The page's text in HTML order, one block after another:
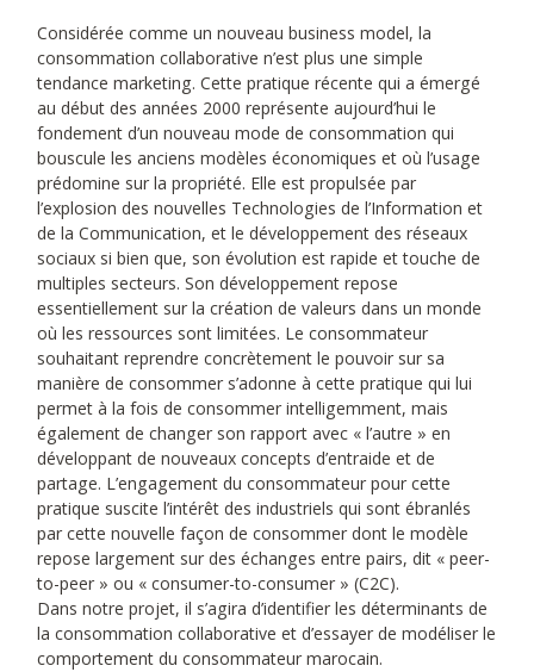
Considérée comme un nouveau business model, la
consommation collaborative n’est plus une simple
tendance marketing. Cette pratique récente qui a émergé
au début des années 2000 représente aujourd’hui le
fondement d’un nouveau mode de consommation qui
bouscule les anciens modèles économiques et où l’usage
prédomine sur la propriété. Elle est propulsée par
l’explosion des nouvelles Technologies de l’Information et
de la Communication, et le développement des réseaux
sociaux si bien que, son évolution est rapide et touche de
multiples secteurs. Son développement repose
essentiellement sur la création de valeurs dans un monde
où les ressources sont limitées. Le consommateur
souhaitant reprendre concrètement le pouvoir sur sa
manière de consommer s’adonne à cette pratique qui lui
permet à la fois de consommer intelligemment, mais
également de changer son rapport avec « l’autre » en
développant de nouveaux concepts d’entraide et de
partage. L’engagement du consommateur pour cette
pratique suscite l’intérêt des industriels qui sont ébranlés
par cette nouvelle façon de consommer dont le modèle
repose largement sur des échanges entre pairs, dit « peer-
to-peer » ou « consumer-to-consumer » (C2C).
Dans notre projet, il s’agira d’identifier les déterminants de
la consommation collaborative et d’essayer de modéliser le
comportement du consommateur marocain.